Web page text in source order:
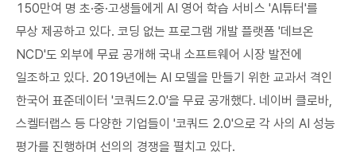
150만여 명 초·중·고생들에게 AI 영어 학습 서비스 'AI튜터'를
무상 제공하고 있다. 코딩 없는 프로그램 개발 플랫폼 '데브온
NCD'도 외부에 무료 공개해 국내 소프트웨어 시장 발전에
일조하고 있다. 2019년에는 AI 모델을 만들기 위한 교과서 격인
한국어 표준데이터 '코쿼드2.0'을 무료 공개했다. 네이버 클로바,
스켈터랩스 등 다양한 기업들이 '코쿼드 2.0'으로 각 사의 AI 성능
평가를 진행하며 선의의 경쟁을 펼치고 있다.